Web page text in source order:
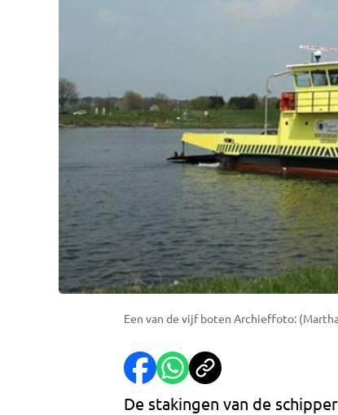
Een van de vijf boten Archieffoto:
De stakingen van de